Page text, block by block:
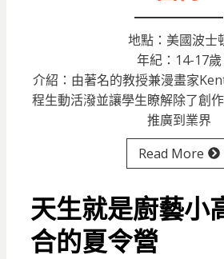
地點：美國波士
年紀：14-17歲
介紹：由著名的教授兼漫畫家
程生動活潑並讓學生瞭解除了創
推廣到業界
Read More
天生就是廚藝小
合的夏令營